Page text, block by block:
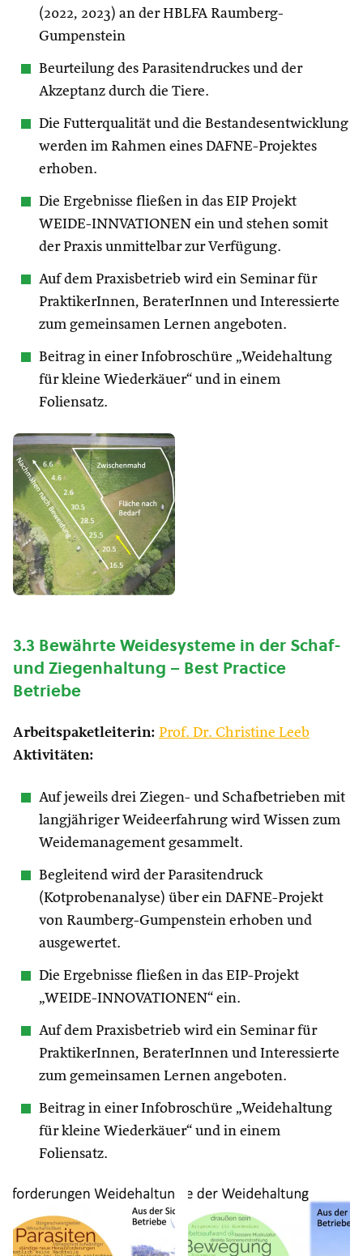
(2022, 2023) an der HBLFA Raumberg-
Gumpenstein
Beurteilung des Parasitendruckes und der
Akzeptanz durch die Tiere.
Die Futterqualität und die Bestandesentwicklung
werden im Rahmen eines DAFNE-Projektes
erhoben.
Die Ergebnisse fließen in das EIP Projekt
WEIDE-INNVATIONEN ein und stehen somit
der Praxis unmittelbar zur Verfügung.
Auf dem Praxisbetrieb wird ein Seminar für
PraktikerInnen, BeraterInnen und Interessierte
zum gemeinsamen Lernen angeboten.
Beitrag in einer Infobroschüre „Weidehaltung
für kleine Wiederkäuer“ und in einem
Foliensatz.
3.3 Bewährte Weidesysteme in der Schaf-
und Ziegenhaltung – Best Practice
Betriebe
Arbeitspaketleiterin: Prof. Dr. Christine Leeb
Aktivitäten:
Auf jeweils drei Ziegen- und Schafbetrieben mit
langjähriger Weideerfahrung wird Wissen zum
Weidemanagement gesammelt.
Begleitend wird der Parasitendruck
(Kotprobenanalyse) über ein DAFNE-Projekt
von Raumberg-Gumpenstein erhoben und
ausgewertet.
Die Ergebnisse fließen in das EIP-Projekt
„WEIDE-INNOVATIONEN“ ein.
Auf dem Praxisbetrieb wird ein Seminar für
PraktikerInnen, BeraterInnen und Interessierte
zum gemeinsamen Lernen angeboten.
Beitrag in einer Infobroschüre „Weidehaltung
für kleine Wiederkäuer“ und in einem
Foliensatz.